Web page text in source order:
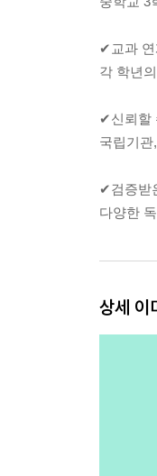
✔교과 연
각 학년
✔신뢰할
국립기
✔검증받
다양한
상세 이